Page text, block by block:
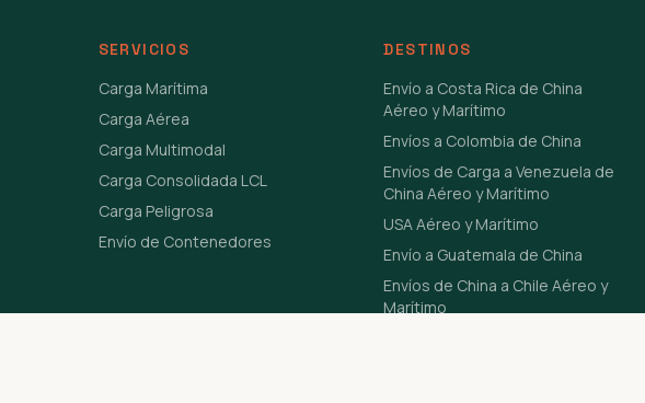
SERVICIOS
Carga Marítima
Carga Aérea
Carga Multimodal
Carga Consolidada LCL
Carga Peligrosa
Envío de Contenedores
DESTINOS
Envío a Costa Rica de China
Aéreo y Marítimo
Envíos a Colombia de China
Envíos de Carga a Venezuela de
China Aéreo y Marítimo
USA Aéreo y Marítimo
Envío a Guatemala de China
Envíos de China a Chile Aéreo y
Marítimo